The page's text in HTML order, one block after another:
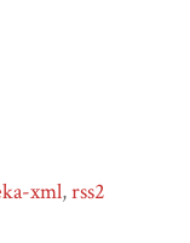
xml,rss2